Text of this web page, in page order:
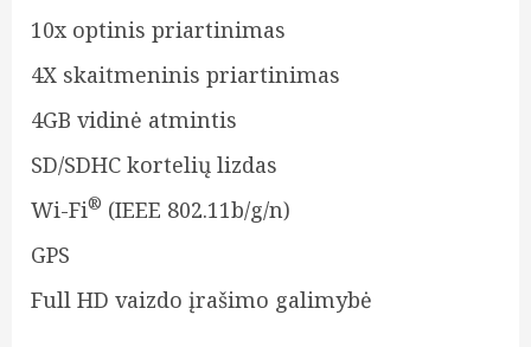
10x optinis priartinimas
4X skaitmeninis priartinimas
4GB vidinė atmintis
SD/SDHC kortelių lizdas
Wi-Fi® (IEEE 802.11b/g/n)
GPS
Full HD vaizdo įrašimo galimybė